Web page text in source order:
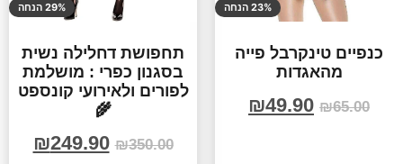
23% הנחה
כנפיים טינקרבל פייה
מהאגדות
₪65.00
₪49.90
29% הנחה
תחפושת דחלילה נשית
בסגנון כפרי : מושלמת
לפורים ולאירועי קונספט
🌾
₪350.00
₪249.90